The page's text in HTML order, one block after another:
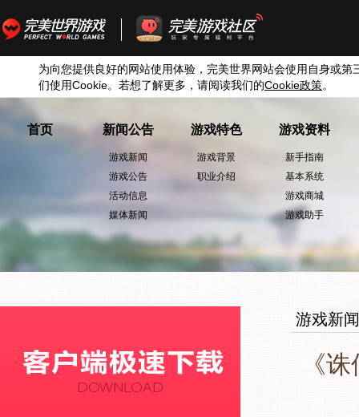
为向您提供良好的网站使用体验，完美世界网站会使用自身或第
们使用Cookie。若想了解更多，请阅读我们的Cookie政策。
首页 新闻公告
游戏新闻
游戏公告
活动信息
媒体新闻
游戏特色
游戏背景
职业介绍
游戏资料
新手指南
基本系统
游戏商城
游戏助手
游戏新闻
《